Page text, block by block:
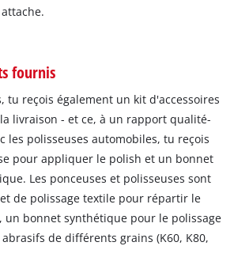
fournis
tu reçois également un kit d'accessoires
livraison - et ce, à un rapport qualité-
les polisseuses automobiles, tu reçois
pour appliquer le polish et un bonnet
Les ponceuses et polisseuses sont
de polissage textile pour répartir le
un bonnet synthétique pour le polissage
de différents grains (K60, K80,